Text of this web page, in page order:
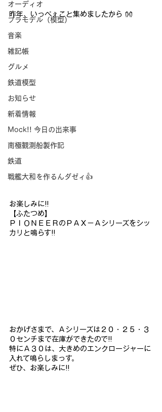
オーディオ
プラモデル（模型）
音楽
雑記帳
グルメ
鉄道模型
お知らせ
新着情報
Mock!! 今日の出来事
南極観測船製作記
鉄道
戦艦大和を作るんダゼィ👍
昨年、いっぺぇこと集めましたから 👐
お楽しみに!!
【ふたつめ】
ＰＩＯＮＥＥＲのＰＡＸ－Ａシリーズをシッ
カリと鳴らす!!
おかげさまで、Ａシリーズは２０・２５・３
０センチまで在庫ができたので!!
特にＡ３０は、大きめのエンクロージャーに
入れて鳴らしまっす。
ぜひ、お楽しみに!!